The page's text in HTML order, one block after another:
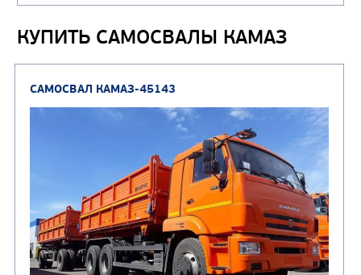
ГРУЗОВЫЕ АВТОМОБИЛИ
Седельные тягачи(8)
Автофургоны(2)
Шасси (12)
сжиженного
газа
ПОДЪЕМНО-
ТРАНСПОРТНАЯ
Автокраны
Крано-
установки (КМУ)(36)
КУПИТЬ САМОСВАЛЫ КАМАЗ